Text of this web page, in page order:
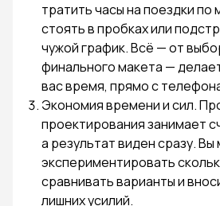
тратить часы на поездки по
стоять в пробках или
чужой график. Всё — от
финального макета —
вас время, прямо с
Экономия времени и сил.
проектирования занимает
а результат виден сразу.
экспериментировать
сравнивать варианты и
лишних усилий.